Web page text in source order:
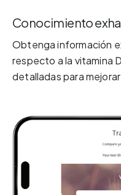
Conocimiento
Obtenga información
respecto a la vitamina
detalladas para